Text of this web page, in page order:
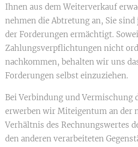
Ihnen aus dem Weiterverkauf
nehmen die Abtretung an, Sie
der Forderungen ermächtigt.
Zahlungsverpflichtungen nicht
nachkommen, behalten wir uns
Forderungen selbst einzuziehen.
Bei Verbindung und Vermischung
erwerben wir Miteigentum an der
Verhältnis des Rechnungswertes
den anderen verarbeiteten